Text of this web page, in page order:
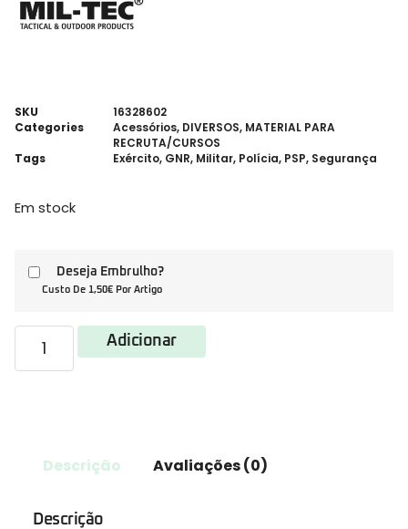
SKU
16328602
Categories
Acessórios, DIVERSOS, MATERIAL PARA
RECRUTA/CURSOS
Tags
Exército, GNR, Militar, Polícia, PSP, Segurança
Em stock
Deseja Embrulho?
Custo De 1,50€ Por Artigo
Adicionar
Descrição Avaliações (0)
Descrição